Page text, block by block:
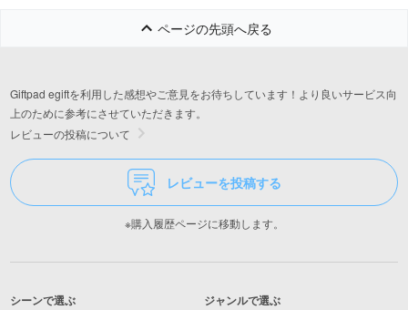
ページの先頭へ戻る
Giftpad egiftを利用した感想やご意見をお待ちしています！より良いサービス向
上のために参考にさせていただきます。
レビューの投稿について
レビューを投稿する
※購入履歴ページに移動します。
シーンで選ぶ ジャンルで選ぶ